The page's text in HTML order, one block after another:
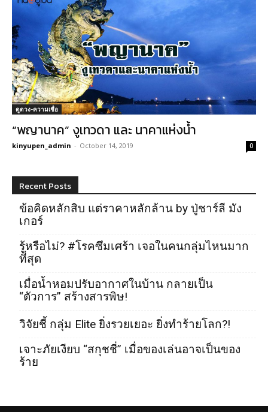
ดูดวง-ความเชื่อ
“พญานาค” งูเทวดา และ นาคาแห่งน้ำ
kinyupen_admin - October 14, 2019 0
Recent Posts
ข้อคิดหลักสิบ แต่ราคาหลักล้าน by ปู่ชาร์ลี มัง
เกอร์
รู้หรือไม่? #โรคซึมเศร้า เจอในคนกลุ่มไหนมาก
ที่สุด
เมื่อน้ำหอมปรับอากาศในบ้าน กลายเป็น
“ตัวการ” สร้างสารพิษ!
วิจัยชี้ กลุ่ม Elite ยิ่งรวยเยอะ ยิ่งทำร้ายโลก?!
เจาะภัยเงียบ “สกุชชี่” เมื่อของเล่นอาจเป็นของ
ร้าย